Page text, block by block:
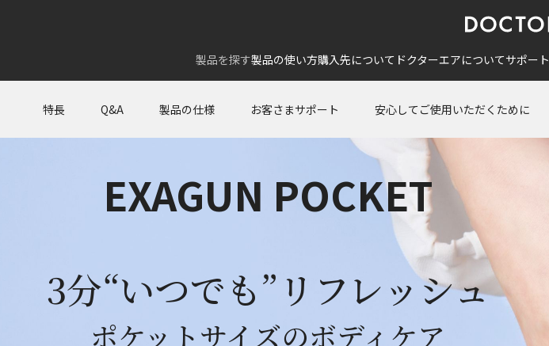
製品を探す製品の使い方購入先について ドクターエアについてサポート
特長 Q&A 製品の仕様 お客さまサポート 安心してご使用いただくために
EXAGUN POCKET
3分“いつでも”リフレッシュ
ポケットサイズのボディケア